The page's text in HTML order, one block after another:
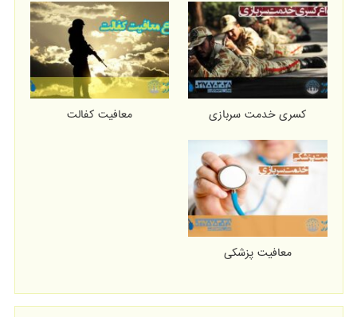
کسری خدمت سربازی معافیت کفالت
معافیت پزشکی